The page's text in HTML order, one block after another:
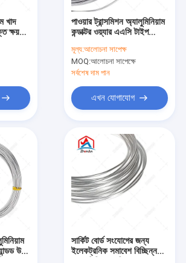
খাদ
ক্ষয়
পাওয়ার ট্রান্সমিশন অ্যালুমিনিয়াম
কন্ডাক্টর ওয়্যার এএসি টাইপ
মূল্য:আলোচনা সাপেক্ষ
MOQ:আলোচনা সাপেক্ষে
সর্বশেষ দাম পান
এখন যোগাযোগ
উচ্চ
সার্কিট বোর্ড সংযোগের জন্য
ইলেকট্রনিক সমাবেশ বিচ্ছিন্ন